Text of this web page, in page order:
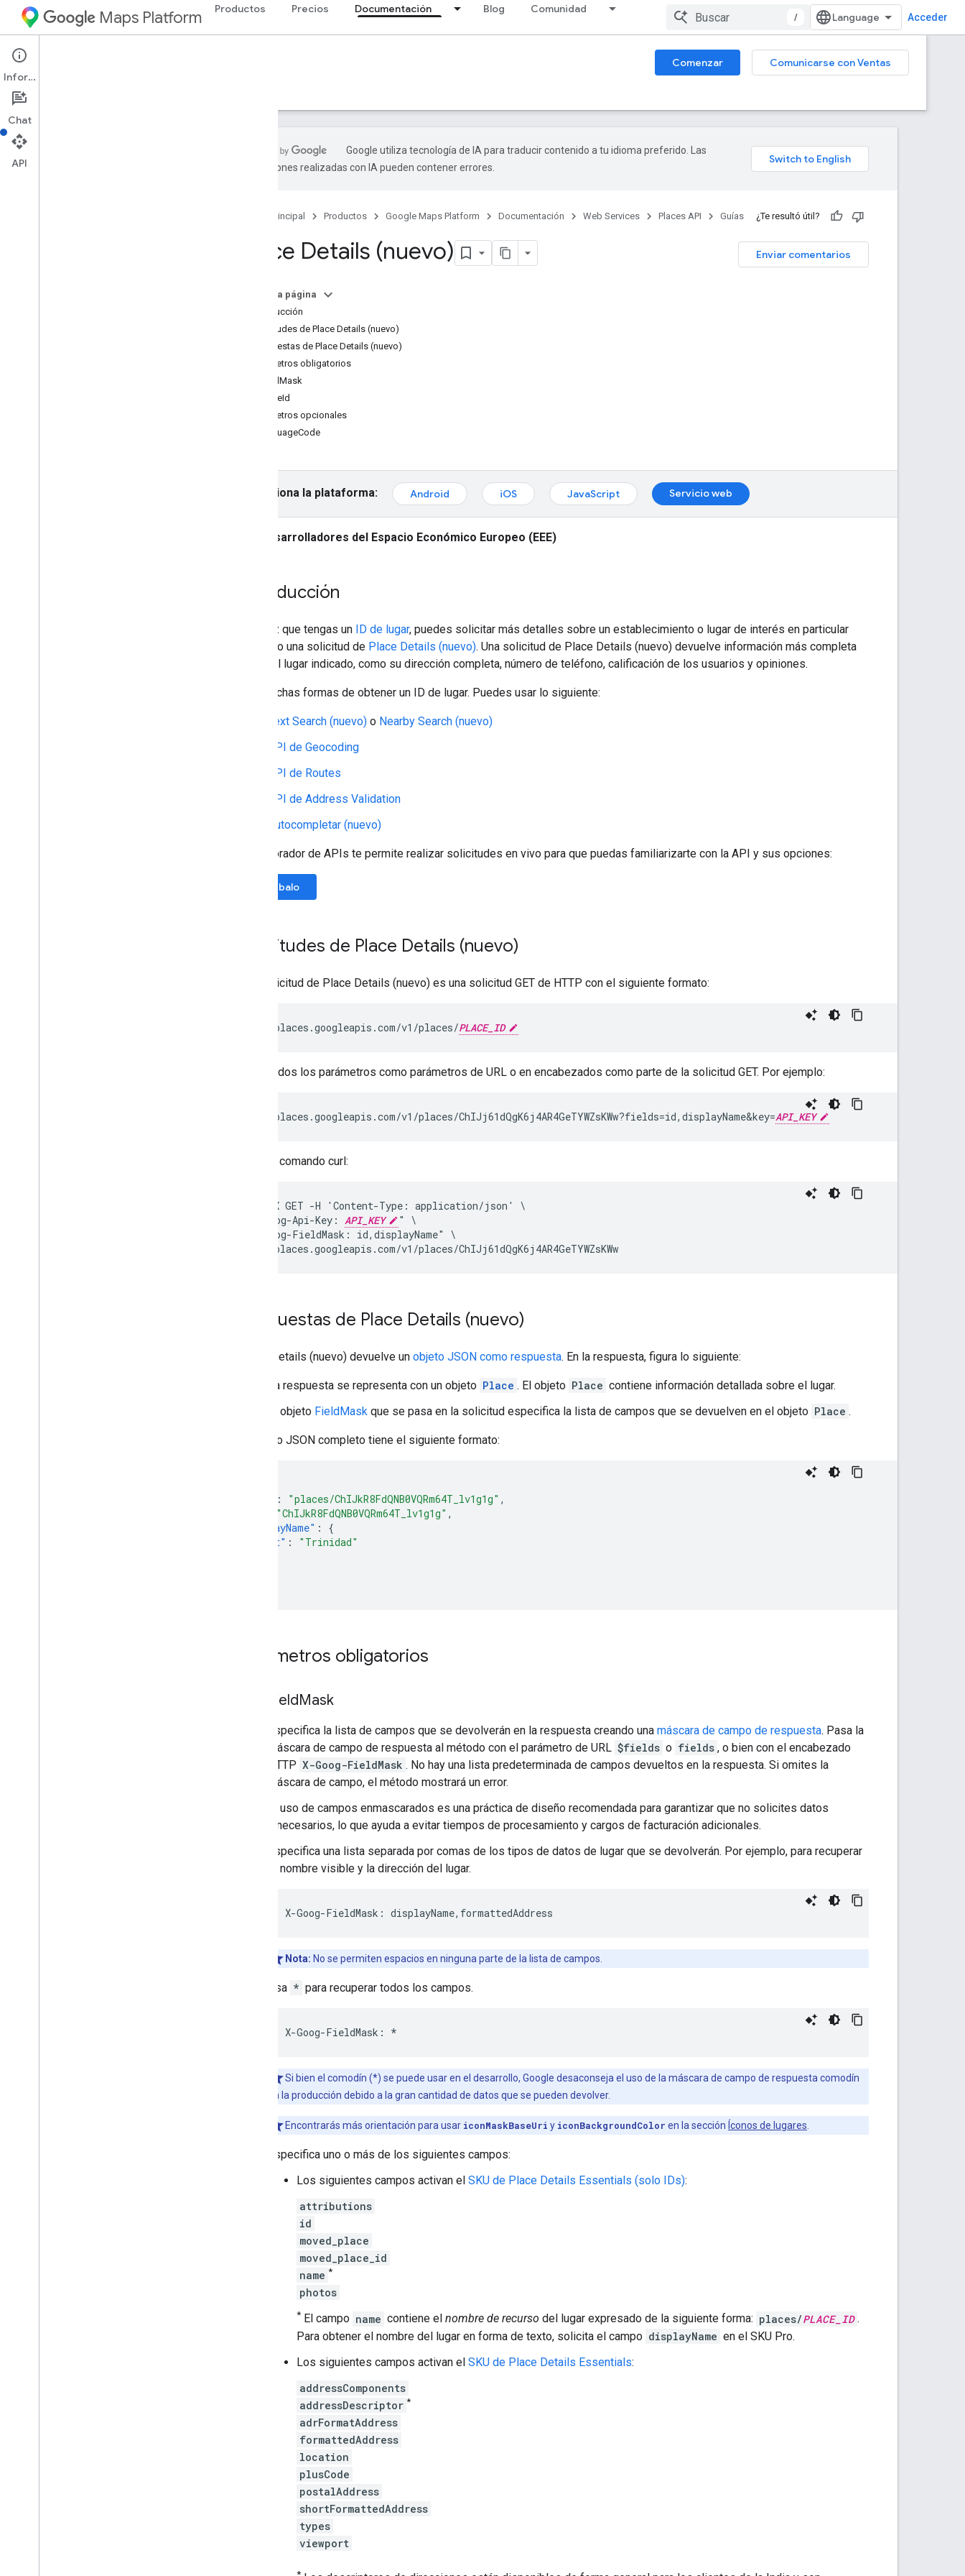
Maps Platform Productos Precios Documentación Blog Comunidad
/ Acceder
Web Services Comenzar
Comunicarse con Ventas
Guías
Google utiliza tecnología de IA para traducir contenido a tu idioma preferido. Las
traducciones realizadas con IA pueden contener errores.
Página principal Productos Google Maps Platform Documentación Web Services Places API Guías ¿Te resultó útil?
Enviar comentarios
Place Details (nuevo)
En esta página
Introducción
Solicitudes de Place Details (nuevo)
Respuestas de Place Details (nuevo)
Parámetros obligatorios
FieldMask
placeId
Parámetros opcionales
languageCode
Selecciona la plataforma: Android iOS JavaScript Servicio web
Desarrolladores del Espacio Económico Europeo (EEE)
Introducción
Una vez que tengas un ID de lugar, puedes solicitar más detalles sobre un establecimiento o lugar de interés en particular
iniciando una solicitud de Place Details (nuevo). Una solicitud de Place Details (nuevo) devuelve información más completa
sobre el lugar indicado, como su dirección completa, número de teléfono, calificación de los usuarios y opiniones.
Hay muchas formas de obtener un ID de lugar. Puedes usar lo siguiente:
Text Search (nuevo) o Nearby Search (nuevo)
API de Geocoding
API de Routes
API de Address Validation
Autocompletar (nuevo)
El Explorador de APIs te permite realizar solicitudes en vivo para que puedas familiarizarte con la API y sus opciones:
Pruébalo
Solicitudes de Place Details (nuevo)
Una solicitud de Place Details (nuevo) es una solicitud GET de HTTP con el siguiente formato:
https://places.googleapis.com/v1/places/PLACE_ID
Pasa todos los parámetros como parámetros de URL o en encabezados como parte de la solicitud GET. Por ejemplo:
https://places.googleapis.com/v1/places/ChIJj61dQgK6j4AR4GeTYWZsKWw?fields=id,displayName&key=API_KEY
O en un comando curl:
curl -X GET -H 'Content-Type: application/json' \
-H "X-Goog-Api-Key: API_KEY
" \
-H "X-Goog-FieldMask: id,displayName" \
https://places.googleapis.com/v1/places/ChIJj61dQgK6j4AR4GeTYWZsKWw
Respuestas de Place Details (nuevo)
Place Details (nuevo) devuelve un objeto JSON como respuesta. En la respuesta, figura lo siguiente:
La respuesta se representa con un objeto Place . El objeto Place contiene información detallada sobre el lugar.
El objeto FieldMask que se pasa en la solicitud especifica la lista de campos que se devuelven en el objeto Place .
El objeto JSON completo tiene el siguiente formato:
: "places/ChIJkR8FdQNB0VQRm64T_lv1g1g" ,
"ChIJkR8FdQNB0VQRm64T_lv1g1g" ,
"displayName" :
{
"text" :
"Trinidad"
Parámetros obligatorios
FieldMask
Especifica la lista de campos que se devolverán en la respuesta creando una máscara de campo de respuesta. Pasa la
máscara de campo de respuesta al método con el parámetro de URL $fields o fields , o bien con el encabezado
HTTP X-Goog-FieldMask . No hay una lista predeterminada de campos devueltos en la respuesta. Si omites la
máscara de campo, el método mostrará un error.
El uso de campos enmascarados es una práctica de diseño recomendada para garantizar que no solicites datos
innecesarios, lo que ayuda a evitar tiempos de procesamiento y cargos de facturación adicionales.
Especifica una lista separada por comas de los tipos de datos de lugar que se devolverán. Por ejemplo, para recuperar
el nombre visible y la dirección del lugar.
X-Goog-FieldMask : displayName, formattedAddress
Nota: No se permiten espacios en ninguna parte de la lista de campos.
Usa * para recuperar todos los campos.
X-Goog-FieldMask : *
Si bien el comodín (*) se puede usar en el desarrollo, Google desaconseja el uso de la máscara de campo de respuesta comodín
en la producción debido a la gran cantidad de datos que se pueden devolver.
Encontrarás más orientación para usar iconMaskBaseUri y iconBackgroundColor en la sección Íconos de lugares
Especifica uno o más de los siguientes campos:
Los siguientes campos activan el SKU de Place Details Essentials (solo IDs):
attributions
id
moved_place
moved_place_id
name *
photos
* El campo name contiene el nombre de recurso del lugar expresado de la siguiente forma: places/PLACE_ID .
Para obtener el nombre del lugar en forma de texto, solicita el campo displayName en el SKU Pro.
Los siguientes campos activan el SKU de Place Details Essentials:
addressComponents
addressDescriptor *
adrFormatAddress
formattedAddress
location
plusCode
postalAddress
shortFormattedAddress
types
viewport
Información
Chat
API